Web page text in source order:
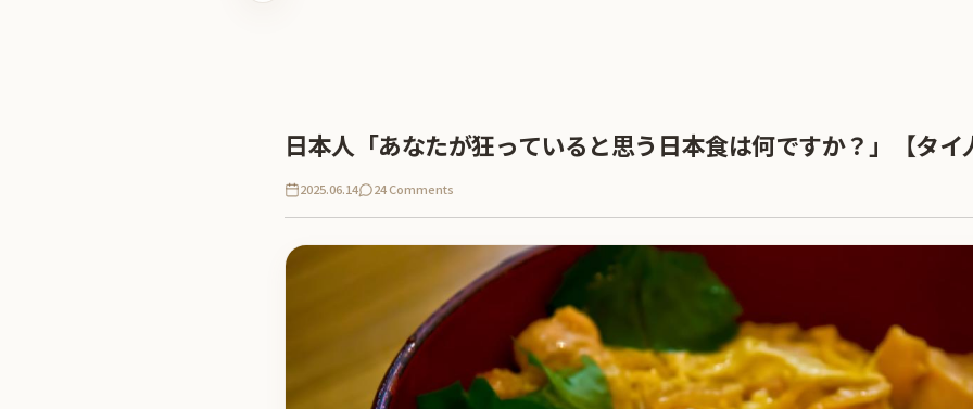
日本人「あなたが狂っていると思う日本食は何ですか？」【タイ
2025.06.14 24 Comments